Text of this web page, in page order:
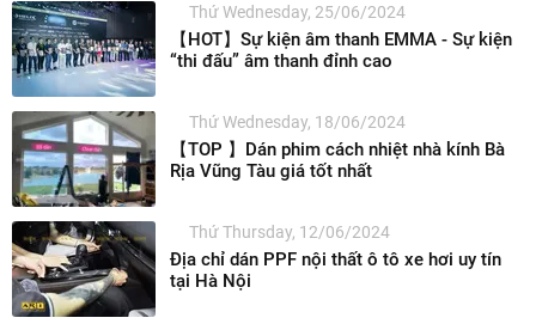
Thứ Wednesday, 25/06/2024
【HOT】Sự kiện âm thanh EMMA - Sự kiện
“thi đấu” âm thanh đỉnh cao
Thứ Wednesday, 18/06/2024
【TOP 】Dán phim cách nhiệt nhà kính Bà
Rịa Vũng Tàu giá tốt nhất
Thứ Thursday, 12/06/2024
Địa chỉ dán PPF nội thất ô tô xe hơi uy tín
tại Hà Nội